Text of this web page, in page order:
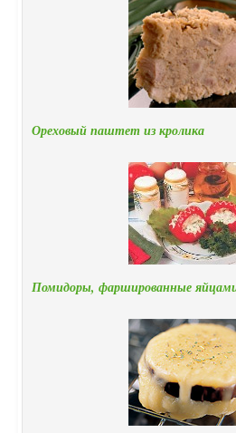
Ореховый паштет из кролика
Помидоры, фаршированные